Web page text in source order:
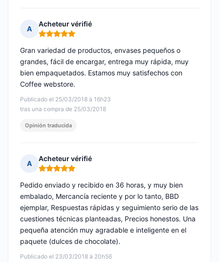
A
Acheteur vérifié
Nota: 5 de 5
Publicado el 25/03/2018 à 16h23
tras una compra de 25/03/2018
Gran variedad de productos, envases pequeños o
grandes, fácil de encargar, entrega muy rápida, muy
bien empaquetados. Estamos muy satisfechos con
Coffee webstore.
Opinión traducida
A
Acheteur vérifié
Nota: 5 de 5
Publicado el 23/03/2018 à 20h56
Pedido enviado y recibido en 36 horas, y muy bien
embalado, Mercancía reciente y por lo tanto, BBD
ejemplar, Respuestas rápidas y seguimiento serio de las
cuestiones técnicas planteadas, Precios honestos. Una
pequeña atención muy agradable e inteligente en el
paquete (dulces de chocolate).